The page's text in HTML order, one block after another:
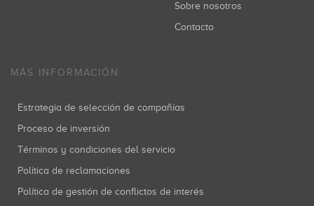
Sobre nosotros
Contacto
MÁS INFORMACIÓN
Estrategia de selección de compañías
Proceso de inversión
Términos y condiciones del servicio
Política de reclamaciones
Política de gestión de conflictos de interés